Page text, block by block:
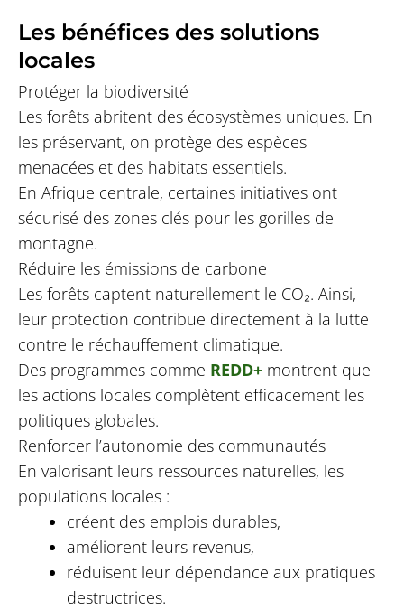
Les bénéfices des solutions
locales
Protéger la biodiversité
Les forêts abritent des écosystèmes uniques. En
les préservant, on protège des espèces
menacées et des habitats essentiels.
En Afrique centrale, certaines initiatives ont
sécurisé des zones clés pour les gorilles de
montagne.
Réduire les émissions de carbone
Les forêts captent naturellement le CO₂. Ainsi,
leur protection contribue directement à la lutte
contre le réchauffement climatique.
Des programmes comme REDD+montrent que
les actions locales complètent efficacement les
politiques globales.
Renforcer l’autonomie des communautés
En valorisant leurs ressources naturelles, les
populations locales :
créent des emplois durables,
améliorent leurs revenus,
réduisent leur dépendance aux pratiques
destructrices.